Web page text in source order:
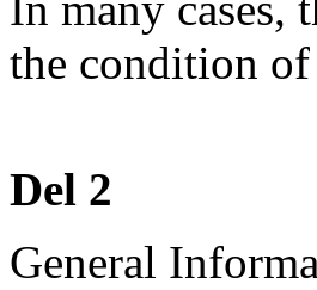
the condition
Del 2
General